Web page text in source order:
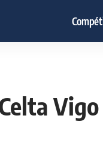
Vigo